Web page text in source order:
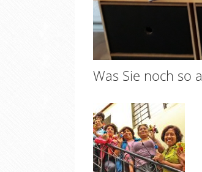
Was Sie noch so